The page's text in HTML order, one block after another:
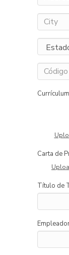
Carta de
Título de